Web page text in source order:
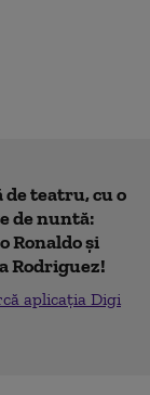
teatru, cu o
de nuntă:
Ronaldo și
Rodriguez!
aplicația Digi